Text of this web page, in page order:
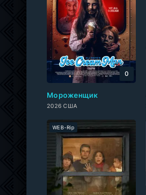
Мороженщик
2026 США
0
WEB-Rip